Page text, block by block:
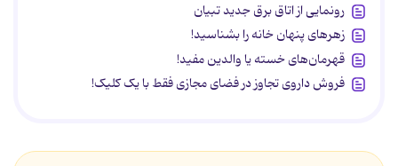
رونمایی از اتاق برق جدید تبیان
زهرهای پنهان خانه را بشناسید!
قهرمان‌های خسته یا والدین مفید!
فروش داروی تجاوز در فضای مجازی فقط با یک کلیک!